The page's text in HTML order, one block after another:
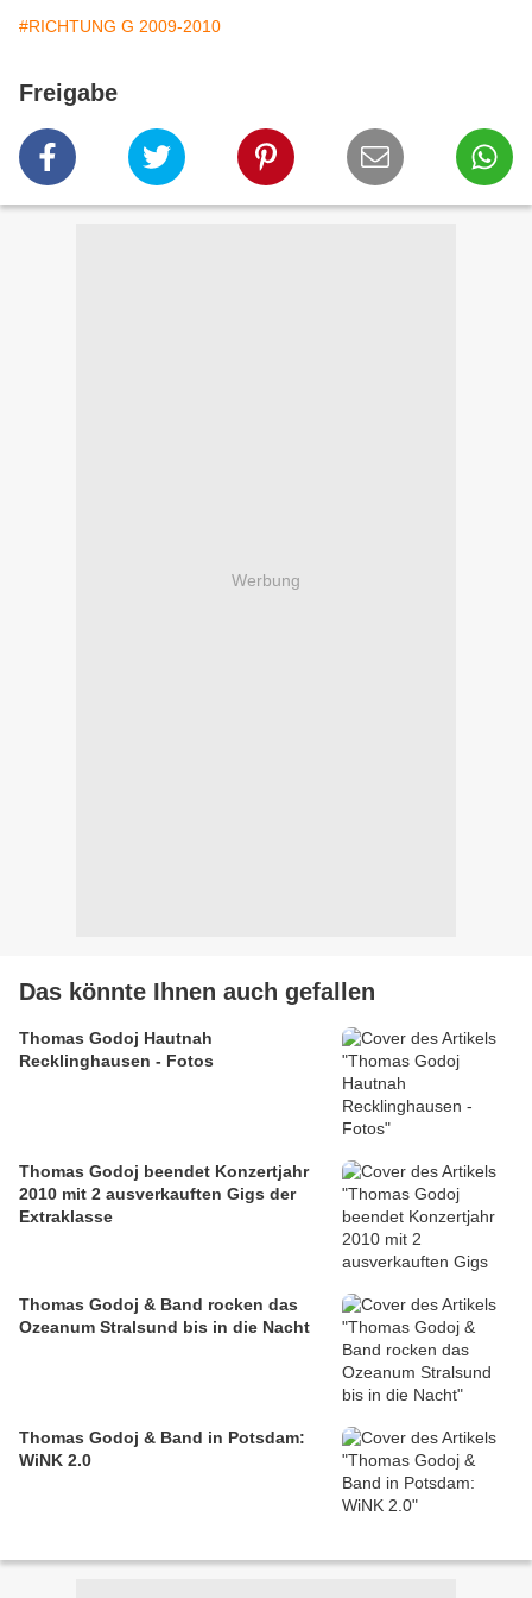
#RICHTUNG G 2009-2010
Freigabe
Werbung
Das könnte Ihnen auch gefallen
Thomas Godoj Hautnah
Recklinghausen - Fotos
Thomas Godoj beendet Konzertjahr
2010 mit 2 ausverkauften Gigs der
Extraklasse
Thomas Godoj & Band rocken das
Ozeanum Stralsund bis in die Nacht
Thomas Godoj & Band in Potsdam:
WiNK 2.0